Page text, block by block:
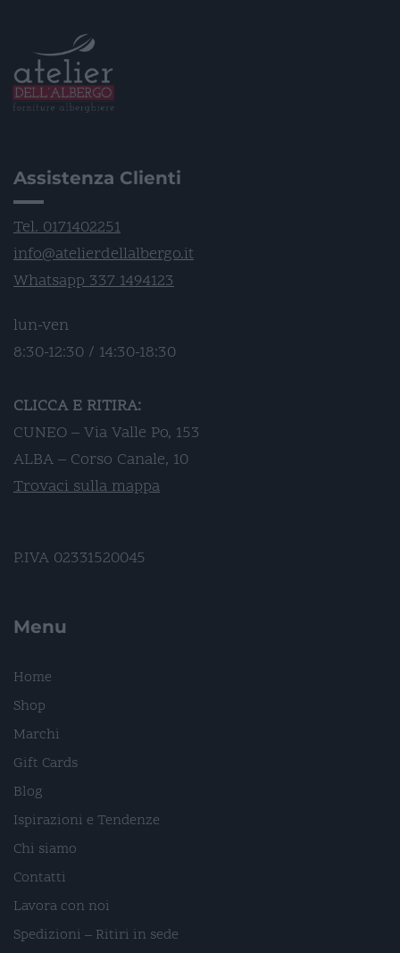
Assistenza Clienti
Tel. 0171402251
info@atelierdellalbergo.it
Whatsapp 337 1494123
lun-ven
8:30-12:30 / 14:30-18:30
CLICCA E RITIRA:
CUNEO – Via Valle Po, 153
ALBA – Corso Canale, 10
Trovaci sulla mappa
P.IVA 02331520045
Menu
Home
Shop
Marchi
Gift Cards
Blog
Ispirazioni e Tendenze
Chi siamo
Contatti
Lavora con noi
Spedizioni – Ritiri in sede